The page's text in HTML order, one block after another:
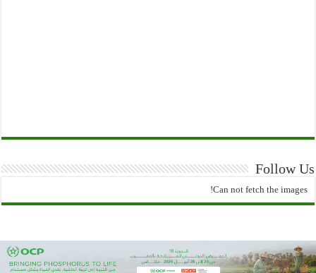
Follow Us
Can not fetch the images!